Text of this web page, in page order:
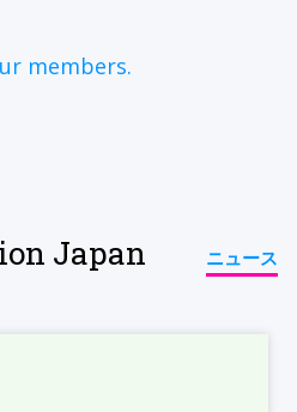
members.
Japan
ニュース